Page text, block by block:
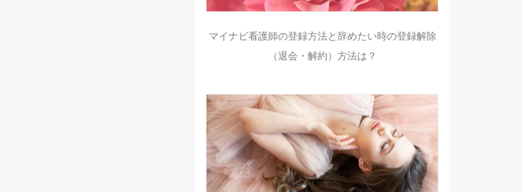
マイナビ看護師の登録方法と辞めたい時の登録解除
（退会・解約）方法は？